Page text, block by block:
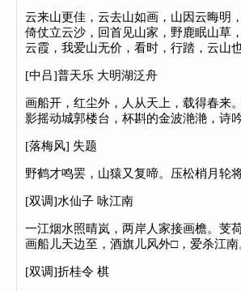
云来山更佳，云去山如画，山因云晦明
倚仗立云沙，回首见山家，野鹿眠山草
云霞，我爱山无价，看时，行踏，云山也
[中吕]普天乐 大明湖泛舟
画船开，红尘外，人从天上，载得春来
影摇动城郭楼台，杯斟的金波滟滟，诗
[落梅风] 失题
野鹤才鸣罢，山猿又复啼。压松梢月轮
[双调]水仙子 咏江南
一江烟水照晴岚，两岸人家接画檐。芰
画船儿天边至，酒旗儿风外□，爱杀江南
[双调]折桂令 棋